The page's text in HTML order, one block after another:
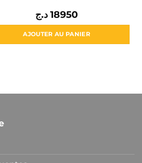
18950 د.ج
AJOUTER AU PANIER